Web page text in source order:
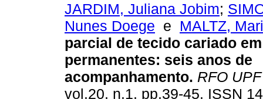
JARDIM, Juliana Jobim;
Nunes Doege e MALTZ,
parcial de tecido cariado
permanentes: seis anos de
acompanhamento. RFO UPF
vol.20, n.1, pp.39-45. ISSN